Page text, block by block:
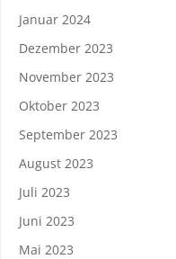
Januar 2024
Dezember 2023
November 2023
Oktober 2023
September 2023
August 2023
Juli 2023
Juni 2023
Mai 2023